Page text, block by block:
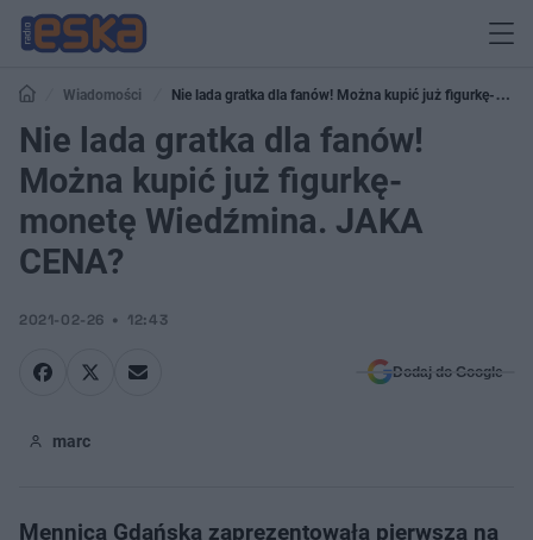
Wiadomości
Nie lada gratka dla fanów! Można kupić już figurkę-
monetę Wiedźmina. JAKA CENA?
Nie lada gratka dla fanów!
Można kupić już figurkę-
monetę Wiedźmina. JAKA
CENA?
2021-02-26 12:43
Dodaj do Google
marc
Mennica Gdańska zaprezentowała pierwszą na